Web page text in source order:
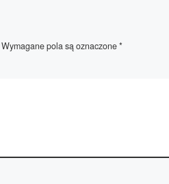
Wymagane pola są oznaczone*